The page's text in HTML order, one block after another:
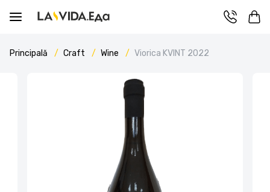
Principală Craft Wine Viorica KVINT 2022